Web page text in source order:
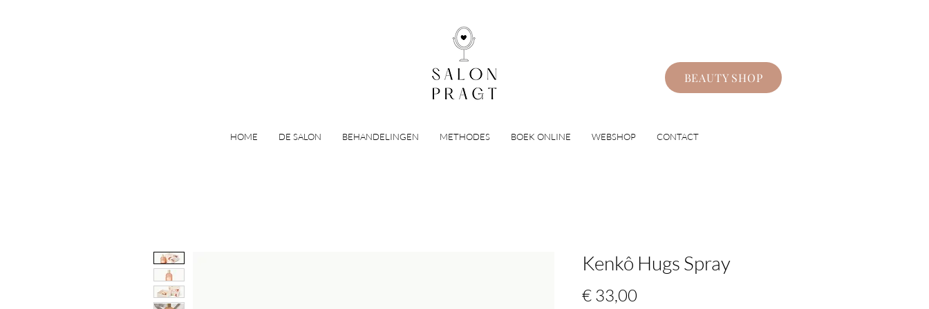
BEAUTY SHOP
HOME DE SALON BEHANDELINGEN METHODES BOEK ONLINE WEBSHOP CONTACT
Kenkô Hugs Spray
€ 33,00